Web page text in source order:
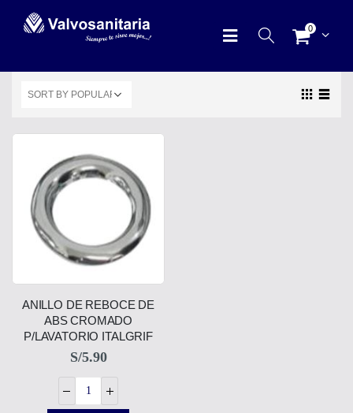
0
ANILLO DE REBOCE DE
ABS CROMADO
P/LAVATORIO ITALGRIF
S/5.90